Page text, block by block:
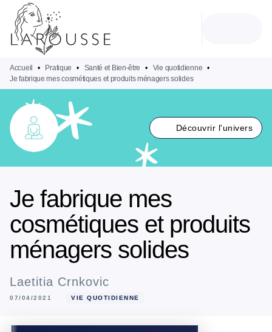
MENU
PIED DE PAGE
Accueil • Pratique • Santé et Bien-être • Vie quotidienne •
Je fabrique mes cosmétiques et produits ménagers solides
Découvrir l'univers
Je fabrique mes
cosmétiques et produits
ménagers solides
Laetitia Crnkovic
07/04/2021 VIE QUOTIDIENNE